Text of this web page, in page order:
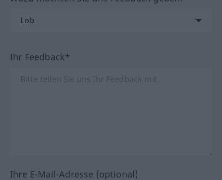
Ihr Feedback*
Ihre E-Mail-Adresse (optional)